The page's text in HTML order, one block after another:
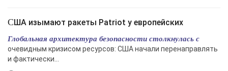
США изымают ракеты Patriot у европейских
Глобальная архитектура безопасности столкнулась с
очевидным кризисом ресурсов: США начали перенаправлять
и фактически...